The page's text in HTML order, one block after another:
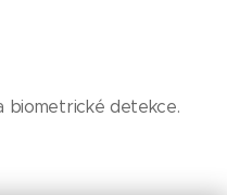
biometrické detekce.